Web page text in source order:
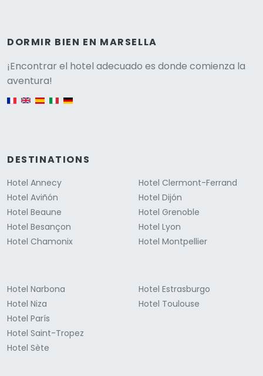
DORMIR BIEN EN MARSELLA
¡Encontrar el hotel adecuado es donde comienza la
aventura!
English version
DESTINATIONS
Hotel Annecy
Hotel Aviñón
Hotel Beaune
Hotel Besançon
Hotel Chamonix
Hotel Clermont-Ferrand
Hotel Dijón
Hotel Grenoble
Hotel Lyon
Hotel Montpellier
Hotel Narbona
Hotel Niza
Hotel París
Hotel Saint-Tropez
Hotel Sète
Hotel Estrasburgo
Hotel Toulouse